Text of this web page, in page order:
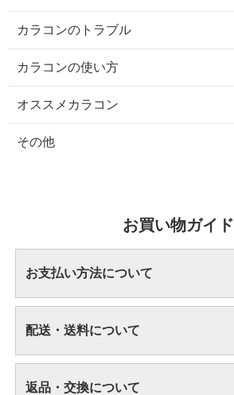
カラコンのトラブル
カラコンの使い方
オススメカラコン
その他
お買い物ガイド
お支払い方法について
配送・送料について
返品・交換について